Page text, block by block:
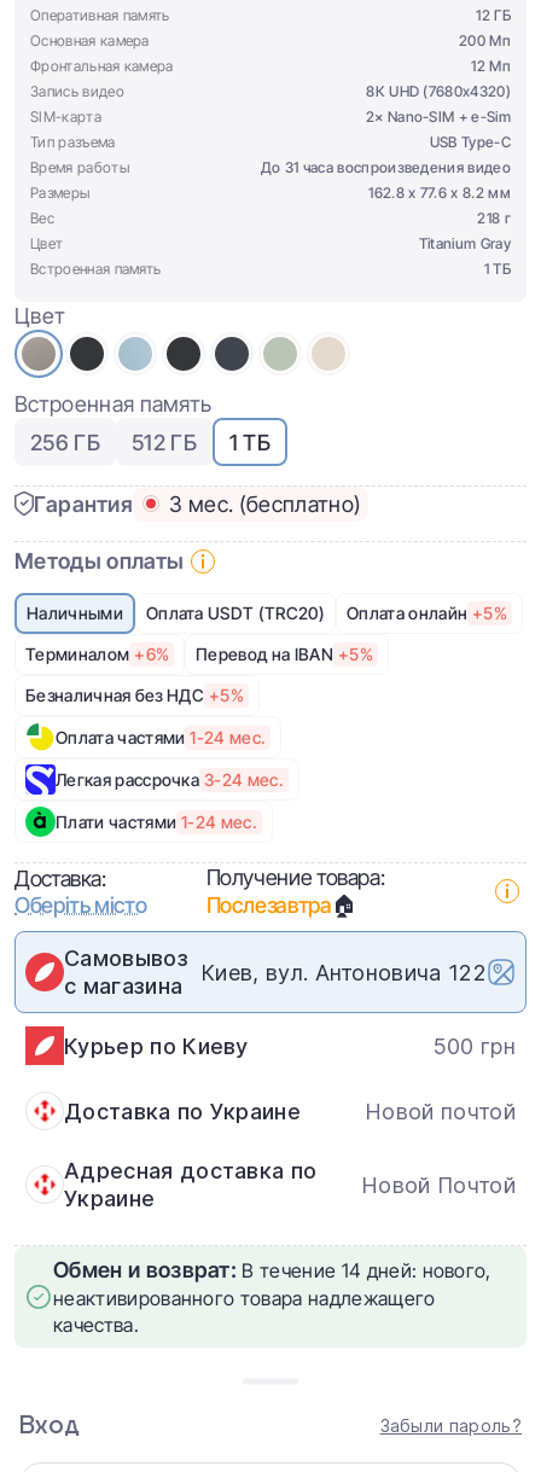
Оперативная память
12 ГБ
Основная камера
200 Мп
Фронтальная камера
12 Мп
Запись видео
8К UHD (7680x4320)
SIM-карта
2× Nano-SIM + e-Sim
Тип разъема
USB Type-C
Время работы
До 31 часа воспроизведения видео
Размеры
162.8 х 77.6 х 8.2 мм
Вес
218 г
Цвет
Titanium Gray
Встроенная память
1 ТБ
Цвет
Встроенная память
256 ГБ
512 ГБ 1 ТБ
Гарантия 3 мес. (бесплатно)
Методы оплаты
Наличными Оплата USDT (TRC20) Оплата онлайн +5%
Терминалом +6% Перевод на IBAN +5%
Безналичная без НДС +5%
Оплата частями 1-24 мес.
Легкая рассрочка 3-24 мес.
Плати частями 1-24 мес.
Доставка:
Оберіть місто
Получение товара:
Послезавтра🏠
Самовывоз
с магазина
Киев, вул. Антоновича 122
Курьер по Киеву 500 грн
Доставка по Украине Новой почтой
Адресная доставка по
Украине
Новой Почтой
Обмен и возврат: В течение 14 дней: нового,
неактивированного товара надлежащего
качества.
Samsung Galaxy S25 Ultra
Вход Забыли пароль?